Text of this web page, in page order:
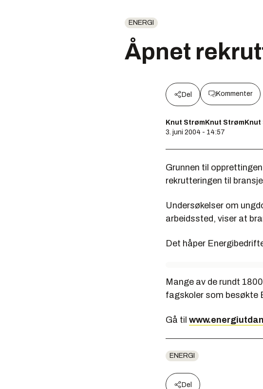
ENERGI
Åpnet
Del Kommenter
Knut StrømKnut StrømKnut
3. juni 2004 - 14:57
Grunnen til
rekrutteringen til
Undersøkelser om
arbeidssted, viser at
Det håper
Mange av de rundt
fagskoler som besøkte
Gå til
ENERGI
Del